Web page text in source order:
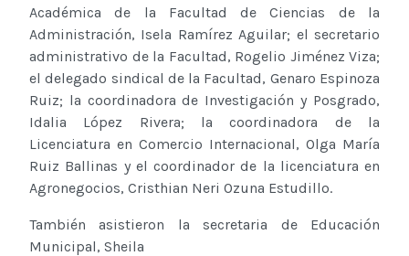
Académica de la Facultad de Ciencias de la
Administración, Isela Ramírez Aguilar; el secretario
administrativo de la Facultad, Rogelio Jiménez Viza;
el delegado sindical de la Facultad, Genaro Espinoza
Ruiz; la coordinadora de Investigación y Posgrado,
Idalia López Rivera; la coordinadora de la
Licenciatura en Comercio Internacional, Olga María
Ruiz Ballinas y el coordinador de la licenciatura en
Agronegocios, Cristhian Neri Ozuna Estudillo.
También asistieron la secretaria de Educación
Municipal, Sheila